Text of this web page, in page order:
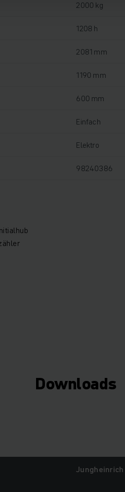
2000 kg
1208 h
2081 mm
1190 mm
600 mm
Einfach
Elektro
98240386
Downloads
Jungheinrich